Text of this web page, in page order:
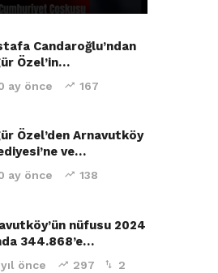
Candaroğlu’ndan
Özel’in…
ay önce 167
Özel’den Arnavutköy
ve…
ay önce 138
nüfusu 2024
344.868’e…
yıl önce 297 2